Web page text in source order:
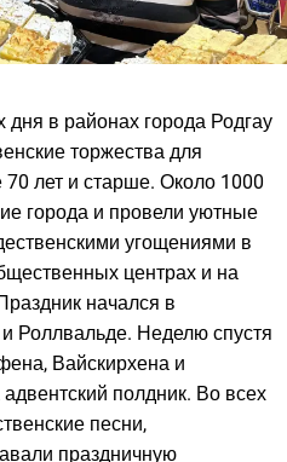
в районах города Родгау
торжества для
лет и старше. Около 1000
города и провели уютные
угощениями в
центрах и на
начался в
Роллвальде. Неделю спустя
Вайскирхена и
полдник. Во всех
песни,
праздничную